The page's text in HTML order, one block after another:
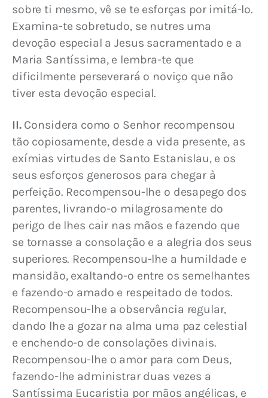
sobre ti mesmo, vê se te esforças por imitá-lo.
Examina-te sobretudo, se nutres uma
devoção especial a Jesus sacramentado e a
Maria Santíssima, e lembra-te que
dificilmente perseverará o noviço que não
tiver esta devoção especial.
II. Considera como o Senhor recompensou
tão copiosamente, desde a vida presente, as
exímias virtudes de Santo Estanislau, e os
seus esforços generosos para chegar à
perfeição. Recompensou-lhe o desapego dos
parentes, livrando-o milagrosamente do
perigo de lhes cair nas mãos e fazendo que
se tornasse a consolação e a alegria dos seus
superiores. Recompensou-lhe a humildade e
mansidão, exaltando-o entre os semelhantes
e fazendo-o amado e respeitado de todos.
Recompensou-lhe a observância regular,
dando lhe a gozar na alma uma paz celestial
e enchendo-o de consolações divinais.
Recompensou-lhe o amor para com Deus,
fazendo-lhe administrar duas vezes a
Santíssima Eucaristia por mãos angélicas, e